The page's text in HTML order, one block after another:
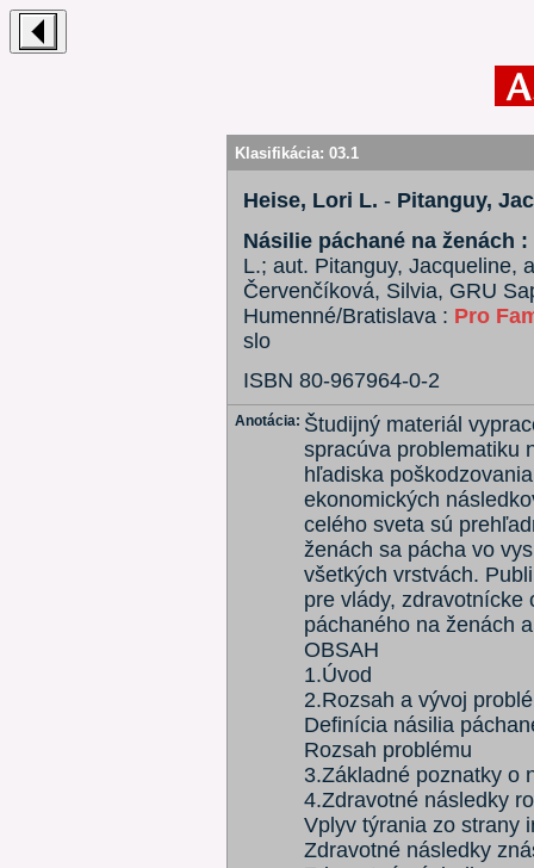
Klasifikácia: 03.1
Heise, Lori L. - Pitanguy,
Násilie páchané na ženách
L.; aut. Pitanguy, Jacqueline,
Červenčíková, Silvia, GRU
Humenné/Bratislava : Pro
slo
ISBN 80-967964-0-2
Anotácia: Študijný materiál
spracúva problematiku
hľadiska
ekonomických
celého sveta sú
ženách sa pácha vo
všetkých vrstvách.
pre vlády, zdravotnícke
páchaného na ženách
OBSAH
1.Úvod
2.Rozsah a vývoj
Definícia násilia
Rozsah problému
3.Základné poznatky o
4.Zdravotné následky
Vplyv týrania zo strany
Zdravotné následky